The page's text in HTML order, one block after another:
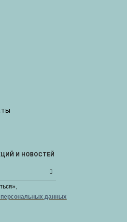
И НОВОСТЕЙ
персональных данных